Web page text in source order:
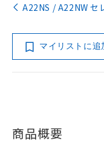
A22NS / A22NW セ
マイリストに追
商品概要